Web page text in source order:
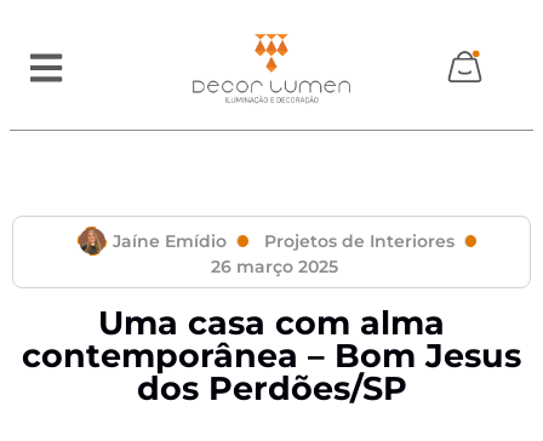
Jaíne Emídio
Projetos de Interiores
26 março 2025
Uma casa com alma
contemporânea – Bom Jesus
dos Perdões/SP